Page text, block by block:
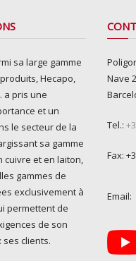
sa large gamme
Hecapo,
a pris une
et un
le secteur de la
sa gamme
cuivre et en laiton,
gammes de
exclusivement à
permettent de
de son
ses clients.
Nave
Tel.:
Fax:
Email: